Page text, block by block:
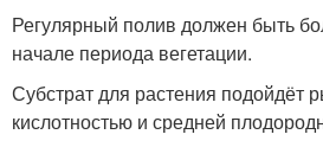
Регулярный полив должен быть
начале периода вегетации.
Субстрат для растения подойдёт
кислотностью и средней